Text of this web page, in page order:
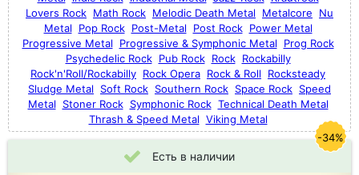
Lovers Rock Math Rock Melodic Death Metal Metalcore
Nu
Metal
Pop Rock Post-Metal Post Rock Power Metal
Progressive Metal
Progressive & Symphonic Metal
Prog Rock
Psychedelic Rock Pub Rock Rock Rockabilly
Rock'n'Roll/Rockabilly Rock Opera Rock & Roll
Rocksteady
Sludge Metal
Soft Rock Southern Rock Space Rock Speed
Metal
Stoner Rock Symphonic Rock Technical Death Metal
Thrash & Speed Metal Viking Metal
Есть в наличии
-34%